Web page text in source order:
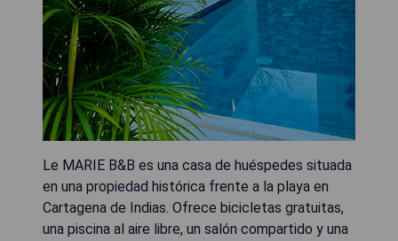
Le MARIE B&B es una casa de huéspedes situada
en una propiedad histórica frente a la playa en
Cartagena de Indias. Ofrece bicicletas gratuitas,
una piscina al aire libre, un salón compartido y una